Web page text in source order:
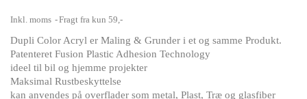
Inkl. moms Fragt fra kun 59,-
Dupli Color Acryl er Maling & Grunder i et og samme Produkt.
Patenteret Fusion Plastic Adhesion Technology
ideel til bil og hjemme projekter
Maksimal Rustbeskyttelse
kan anvendes på overflader som metal, Plast, Træ og glasfiber